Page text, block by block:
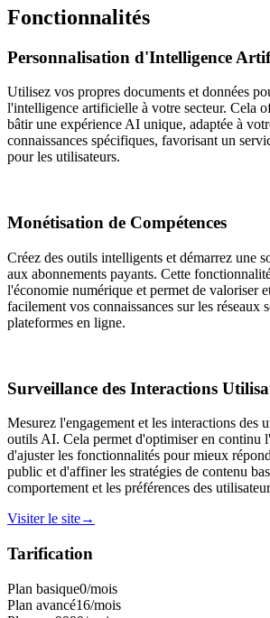
Fonctionnalités
Personnalisation d'Intelligence
Utilisez vos propres documents et données
l'intelligence artificielle à votre secteur. Cela
bâtir une expérience AI unique, adaptée à
connaissances spécifiques, favorisant un
pour les utilisateurs.
Monétisation de Compétences
Créez des outils intelligents et démarrez une
aux abonnements payants. Cette
l'économie numérique et permet de valoriser
facilement vos connaissances sur les réseaux
plateformes en ligne.
Surveillance des Interactions
Mesurez l'engagement et les interactions des
outils AI. Cela permet d'optimiser en continu
d'ajuster les fonctionnalités pour mieux
public et d'affiner les stratégies de contenu
comportement et les préférences des
Visiter le site→
Tarification
Plan basique0/mois
Plan avancé16/mois